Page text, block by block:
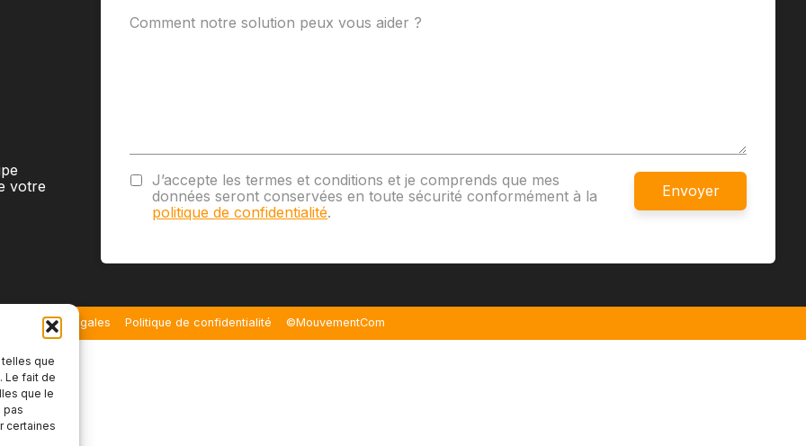
que
Le fait de
que le
pas
certaines
votre
J’accepte les termes et conditions et je comprends que mes
données seront conservées en toute sécurité conformément à la
politique de confidentialité.
Mentions légales Politique de confidentialité ©MouvementCom